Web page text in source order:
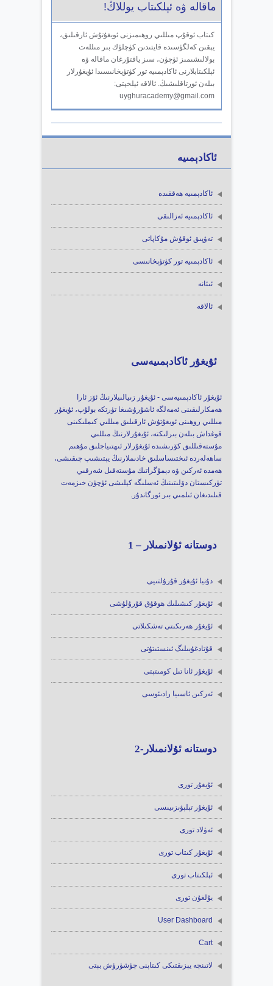
ماقالە ۋە ئېلكىتاب يوللاڭ!
كىتاب ئوقۇپ مىللىي روھىمىزنى ئويغۇتۇش ئارقىلىق،
يېقىن كەلگۈسىدە قايتىدىن كۈچلۈك بىر مىللەت
بولالىشىمىز ئۈچۈن، سىز ياقتۇرغان ماقالە ۋە
ئېلكىتابلارنى ئاكادېمىيە تور كۈتۈپخانىسىدا ئۇيغۇرلار
بىلەن ئورتاقلىشىڭ. ئالاقە ئېلخېتى:
uyghuracademy@gmail.com
ئاكادېمىيە
ئاكادېمىيە ھەققىدە
ئاكادېمىيە ئەزالىقى
تەۋپىق ئوقۇش مۇكاپاتى
ئاكادېمىيە تور كۈتۈپخانىسى
ئىئانە
ئالاقە
ئۇيغۇر ئاكادېمىيەسى
ئۇيغۇر ئاكادېمىيەسى - ئۇيغۇر زىيالىيلارنىڭ ئۆز ئارا
ھەمكارلىقىنى ئەمەلگە ئاشۇرۇشىغا تۈرتكە بولۇپ، ئۇيغۇر
مىللىي روھىنى ئويغۇتۇش ئارقىلىق مىللىي كىملىكىنى
قوغداش بىلەن بىرلىكتە، ئۇيغۇرلارنىڭ مىللىي
مۇستەقىللىق كۆرىشىدە ئۇيغۇرلار ئىھتىياجلىق مۇھىم
ساھەلەردە ئىختىساسلىق خادىملارنىڭ يېتىشىپ چىقىشى،
ھەمدە ئەركىن ۋە دېمۇگراتىك مۇستەقىل شەرقىي
تۈركىستان دۆلىتىنىڭ ئەسلىگە كېلىشى ئۈچۈن خىزمەت
قىلىدىغان ئىلمىي بىر ئورگاندۇر.
دوستانە ئۇلانمىلار – 1
دۇنيا ئۇيغۇر قۇرۇلتىيى
ئۇيغۇر كىشىلىك ھوقۇق قۇرۇلۇشى
ئۇيغۇر ھەرىكىتى تەشكىلاتى
قۇتادغۇبىلىگ ئىنستىتۇتى
ئۇيغۇر ئانا تىل كومىتېتى
ئەركىن ئاسىيا رادىئوسى
دوستانە ئۇلانمىلار-2
ئۇيغۇر تورى
ئۇيغۇر تېلېۋىزىيىسى
ئەۋلاد تورى
ئۇيغۇر كىتاب تورى
ئېلكىتاب تورى
يۇلغۇن تورى
User Dashboard
Cart
لاتىنچە يېزىقتىكى كىتاپنى چۈشۈرۈش بېتى